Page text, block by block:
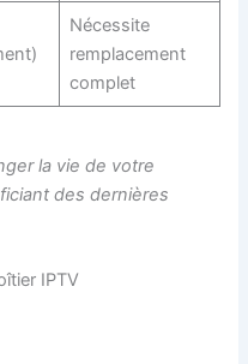
Nécessite
remplacement
complet
la vie de votre
des dernières
IPTV